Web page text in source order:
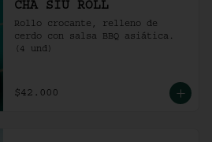
CHA SIU ROLL
Rollo crocante, relleno de
cerdo con salsa BBQ asiática.
(4 und)
$42.000